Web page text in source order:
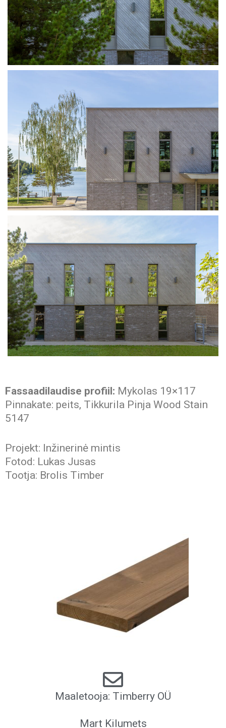
Fassaadilaudise profiil: Mykolas 19×117
Pinnakate: peits, Tikkurila Pinja Wood Stain
5147
Projekt: Inžinerinė mintis
Fotod: Lukas Jusas
Tootja: Brolis Timber
Maaletooja: Timberry OÜ
Mart Kilumets